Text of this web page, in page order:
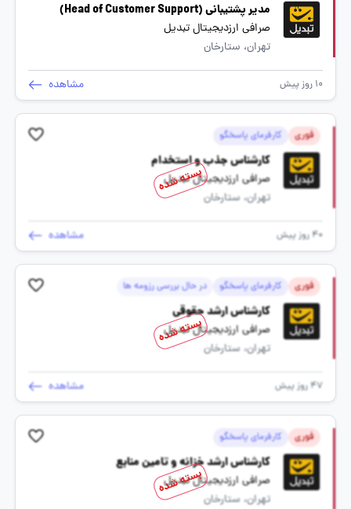
مدیر پشتیبانی (Head of Customer Support)
صرافی ارزدیجیتال تبدیل
تهران، ستارخان
10 روز پیش مشاهده
فوری کارفرمای پاسخگو
کارشناس جذب و استخدام
صرافی ارزدیجیتال تبدیل
تهران، ستارخان
40 روز پیش مشاهده
بسته شده
فوری کارفرمای پاسخگو در حال بررسی رزومه ها
کارشناس ارشد حقوقی
صرافی ارزدیجیتال تبدیل
تهران، ستارخان
47 روز پیش مشاهده
بسته شده
فوری کارفرمای پاسخگو
کارشناس ارشد خزانه و تامین منابع
صرافی ارزدیجیتال تبدیل
تهران، ستارخان
بسته شده